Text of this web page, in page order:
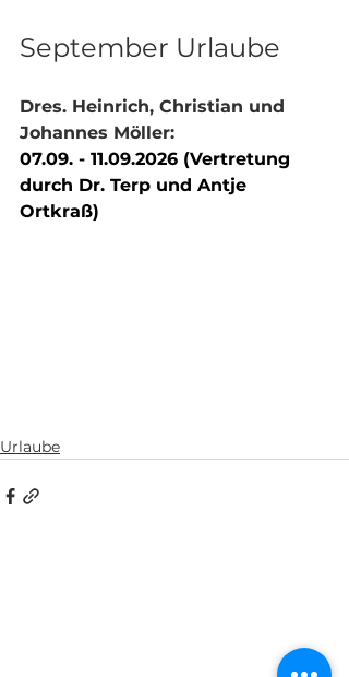
September Urlaube
Dres. Heinrich, Christian und
Johannes Möller:
07.09. - 11.09.2026 (Vertretung
durch Dr. Terp und Antje
Ortkraß)
Urlaube